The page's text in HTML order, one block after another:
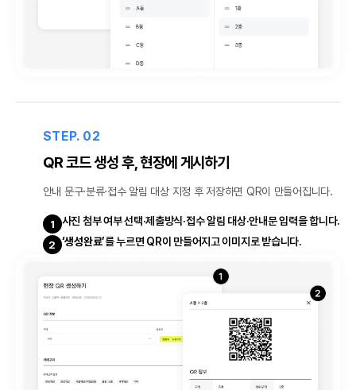
STEP. 02
QR 코드 생성 후, 현장에 게시하기
안내 문구·분류·접수 알림 대상 지정 후 저장하면 QR이 만들어집니다.
1 사진 첨부 여부 선택·제출방식·접수 알림 대상·안내문 입력을 합니다.
2 ‘생성완료’를 누르면 QR이 만들어지고 이미지로 받습니다.